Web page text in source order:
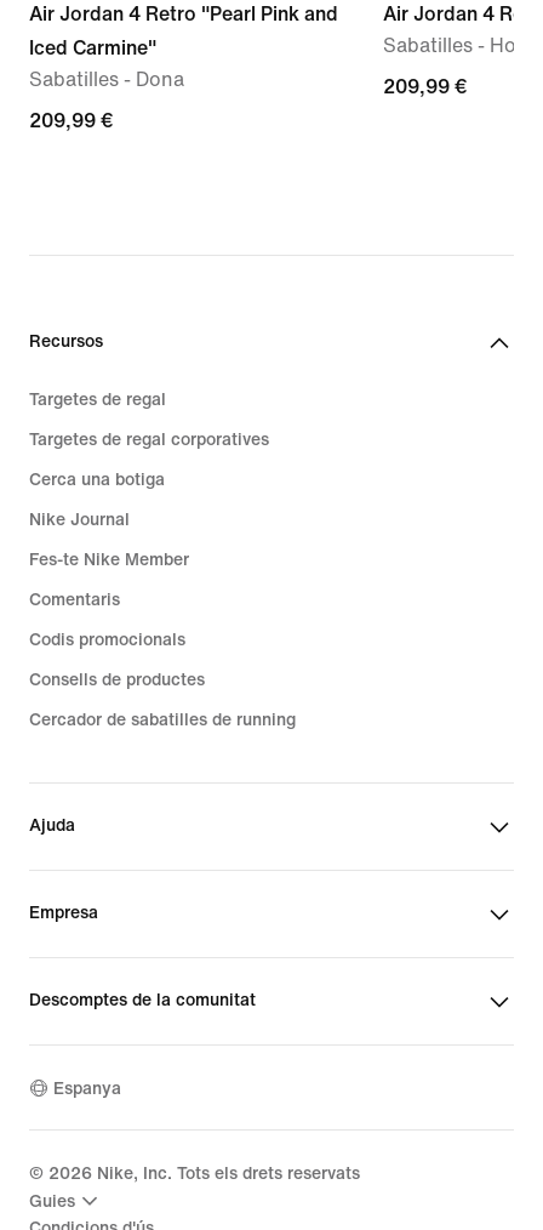
Air Jordan 4 Retro "Pearl Pink and
Iced Carmine"
Sabatilles - Dona
209,99 €
209,99 €
Air Jordan 4
Sabatilles - Home
209,99 €
209,99 €
Recursos
Targetes de regal
Targetes de regal corporatives
Cerca una botiga
Nike Journal
Fes-te Nike Member
Comentaris
Codis promocionals
Consells de productes
Cercador de sabatilles de running
Ajuda
Empresa
Descomptes de la comunitat
Espanya
© 2026 Nike, Inc. Tots els drets reservats
Guies